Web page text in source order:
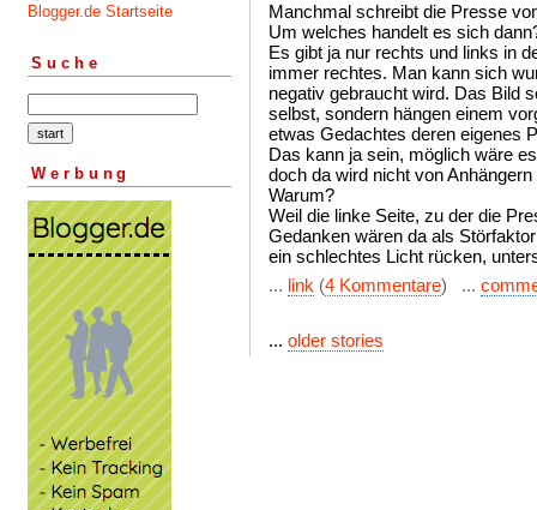
Blogger.de Startseite
Suche
Werbung
Manchmal schreibt die Presse
Um welches handelt es sich
Es gibt ja nur rechts und links in
immer rechtes. Man kann sich
negativ gebraucht wird. Das Bild
selbst, sondern hängen einem
etwas Gedachtes deren eigenes
Das kann ja sein, möglich wäre
doch da wird nicht von
Warum?
Weil die linke Seite, zu der die
Gedanken wären da als
ein schlechtes Licht rücken,
... link (4 Kommentare) ...
... older stories